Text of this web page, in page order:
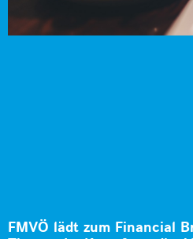
FMVÖ lädt zum Financial